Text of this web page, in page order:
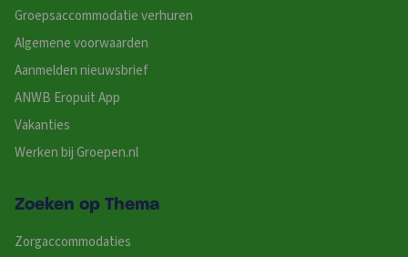
Groepsaccommodatie verhuren
Algemene voorwaarden
Aanmelden nieuwsbrief
ANWB Eropuit App
Vakanties
Werken bij Groepen.nl
Zoeken op Thema
Zorgaccommodaties